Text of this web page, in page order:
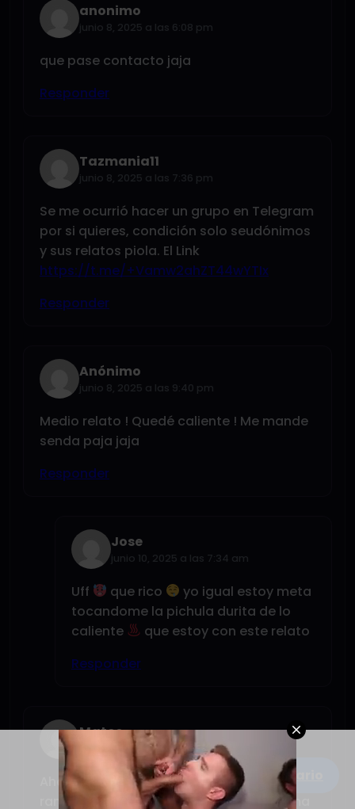
Escribe un comentario
anonimo
junio 8, 2025 a las 6:08 pm
que pase contacto jaja
Responder
Tazmania11
junio 8, 2025 a las 7:36 pm
Se me ocurrió hacer un grupo en Telegram
por si quieres, condición solo seudónimos
y sus relatos piola. El Link
https://t.me/+Vamw2ahZT44wYTIx
Responder
Anónimo
junio 8, 2025 a las 9:40 pm
Medio relato ! Quedé caliente ! Me mande
senda paja jaja
Responder
Jose
junio 10, 2025 a las 7:34 am
Uff que rico
yo igual estoy meta
tocandome la pichula durita de lo
caliente
que estoy con este relato
Responder
Mateo
junio 8, 2025 a las 11:22 pm
Ahahaahahah yo igual vivo cerca de
rancagua ahahahaha y eh paso la misma